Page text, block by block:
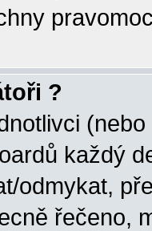
?
každý
odmykat,
řečeno,